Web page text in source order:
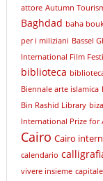
attore Autumn
Baghdad baha
per i miliziani Bassel
International Film
biblioteca
Biennale arte islamica
Bin Rashid Library
International Prize for
Cairo Cairo
calendario
vivere insieme